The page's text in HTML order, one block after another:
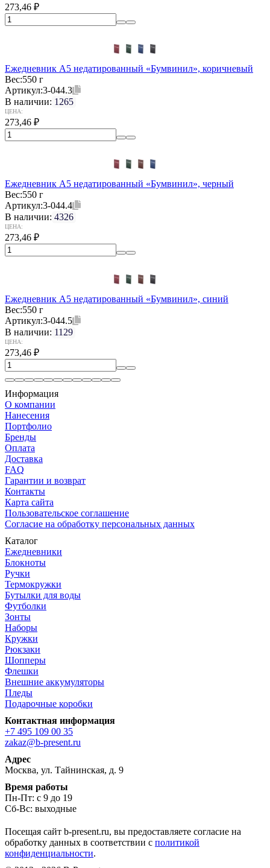
273,46 ₽
Ежедневник А5 недатированный «Бумвинил», коричневый
Вес:550 г
Артикул:3-044.3
В наличии: 1265
ЦЕНА:
273,46 ₽
Ежедневник А5 недатированный «Бумвинил», черный
Вес:550 г
Артикул:3-044.4
В наличии: 4326
ЦЕНА:
273,46 ₽
Ежедневник А5 недатированный «Бумвинил», синий
Вес:550 г
Артикул:3-044.5
В наличии: 1129
ЦЕНА:
273,46 ₽
Информация
О компании
Нанесения
Портфолио
Бренды
Оплата
Доставка
FAQ
Гарантии и возврат
Контакты
Карта сайта
Пользовательское соглашение
Согласие на обработку персональных данных
Каталог
Ежедневники
Блокноты
Ручки
Термокружки
Бутылки для воды
Футболки
Зонты
Наборы
Кружки
Рюкзаки
Шопперы
Флешки
Внешние аккумуляторы
Пледы
Подарочные коробки
Контактная информация
+7 495 109 00 35
zakaz@b-present.ru
Адрес
Москва, ул. Тайнинская, д. 9
Время работы
Пн-Пт: с 9 до 19
Сб-Вс: выходные
Посещая сайт b-present.ru, вы предоставляете согласие на
обработку данных в соответствии с политикой
конфиденциальности.